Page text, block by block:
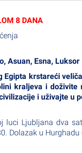
8 DANA​
Asuan, Esna, Luksor
Egipta krstareći
kraljeva i
i uživajte u
luci Ljubljana dva
Dolazak u